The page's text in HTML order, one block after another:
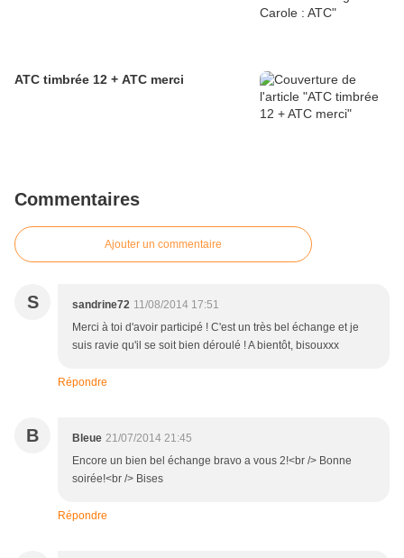
ATC timbrée 12 + ATC merci
Commentaires
Ajouter un commentaire
S sandrine72 11/08/2014 17:51
Merci à toi d'avoir participé ! C'est un très bel échange et je
suis ravie qu'il se soit bien déroulé ! A bientôt, bisouxxx
Répondre
B Bleue 21/07/2014 21:45
Encore un bien bel échange bravo a vous 2!<br /> Bonne
soirée!<br /> Bises
Répondre